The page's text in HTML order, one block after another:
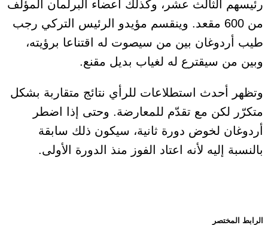
رئيسهم الثالث عشر، وكذلك أعضاء البرلمان المؤلف
من 600 مقعد. وينقسم مؤيدو الرئيس التركي رجب
طيب أردوغان بين من سيصوت له اقتناعا برؤيته،
وبين من سيقترع له لغياب بديل مقنع.
وتظهر أحدث استطلاعات للرأي نتائج متقاربة بشكل
متكرّر لكن مع تقدّم للمعارضة. وحتى إذا اضطر
أردوغان لخوض دورة ثانية، سيكون ذلك سابقة
بالنسبة إليه لأنه اعتاد الفوز منذ الدورة الأولى.
الرابط المختصر